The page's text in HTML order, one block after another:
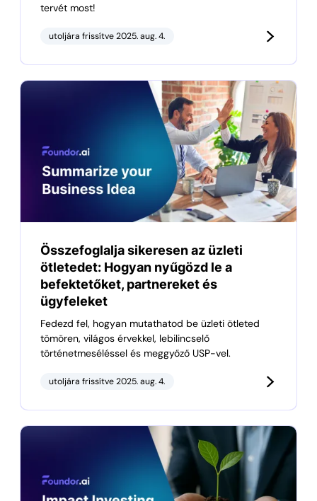
tervét most!
utoljára frissítve 2025. aug. 4.
Összefoglalja sikeresen az üzleti
ötletedet: Hogyan nyűgözd le a
befektetőket, partnereket és
ügyfeleket
Fedezd fel, hogyan mutathatod be üzleti ötleted
tömören, világos érvekkel, lebilincselő
történetmeséléssel és meggyőző USP-vel.
utoljára frissítve 2025. aug. 4.